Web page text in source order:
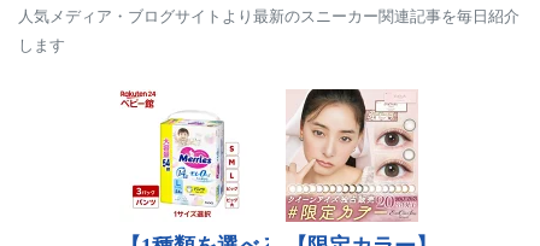
人気メディア・ブログサイトより最新のスニーカー関連記事を毎日紹介
します